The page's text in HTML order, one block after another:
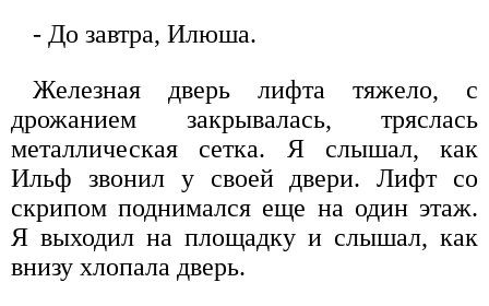
- До завтра, Илюша.
Железная дверь лифта тяжело, с
дрожанием закрывалась, тряслась
металлическая сетка. Я слышал, как
Ильф звонил у своей двери. Лифт со
скрипом поднимался еще на один этаж.
Я выходил на площадку и слышал, как
внизу хлопала дверь.